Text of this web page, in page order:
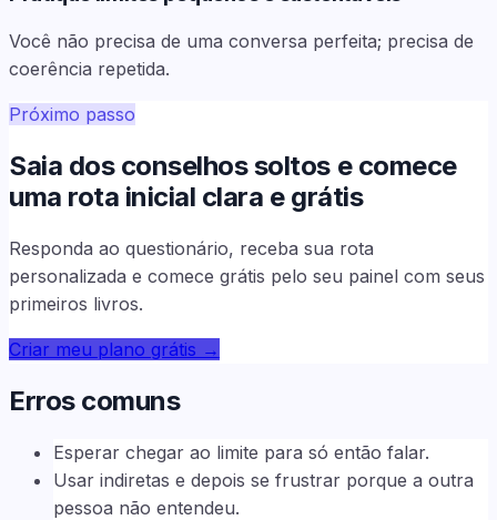
Você não precisa de uma conversa perfeita; precisa de
coerência repetida.
Próximo passo
Saia dos conselhos soltos e comece
uma rota inicial clara e grátis
Responda ao questionário, receba sua rota
personalizada e comece grátis pelo seu painel com seus
primeiros livros.
Criar meu plano grátis →
Erros comuns
Esperar chegar ao limite para só então falar.
Usar indiretas e depois se frustrar porque a outra
pessoa não entendeu.